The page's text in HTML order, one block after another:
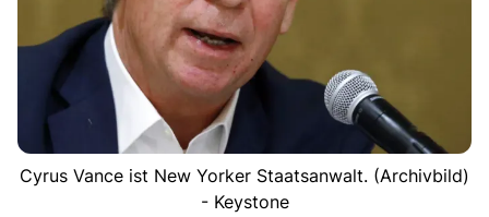
Cyrus Vance ist New Yorker Staatsanwalt. (Archivbild)
- Keystone